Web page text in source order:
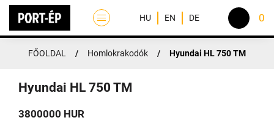
FŐOLDAL
RÓLUNK
TEVÉKENYSÉGEK
HU EN DE 0
FŐOLDAL / Homlokrakodók / Hyundai HL 750 TM
Hyundai HL 750 TM
3800000 HUR